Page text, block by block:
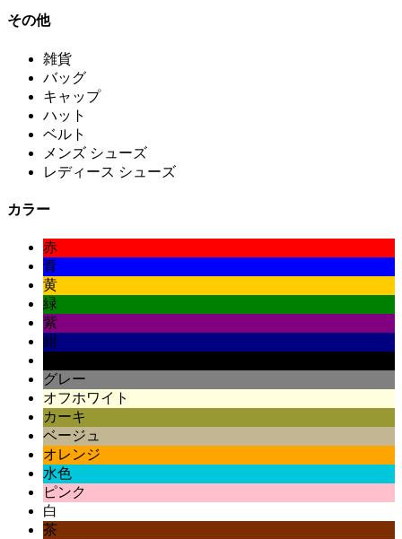
その他
雑貨
バッグ
キャップ
ハット
ベルト
メンズ シューズ
レディース シューズ
カラー
赤
青
黄
緑
紫
紺
グレー
オフホワイト
カーキ
ベージュ
オレンジ
水色
ピンク
白
茶